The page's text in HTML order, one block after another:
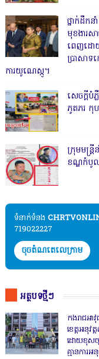
ថ្នាក់ដឹកន
មុខងារស
ពេញដោយ
ប្រាសាទ
ការយូណេស្កូ។
សេចក្តីបំ
ភូតភរ កុហ
ក្រុមមន្ត្
ខណ្ឌកំបូល
ទំនាក់ទំនង​​
719022227
ចុចតំណតេលេក្រាម
អត្ថបទថ្មីៗ
កងរាជឣ
ខេត្តឣនុវ
ដោយខុសច្
គ្មានការ